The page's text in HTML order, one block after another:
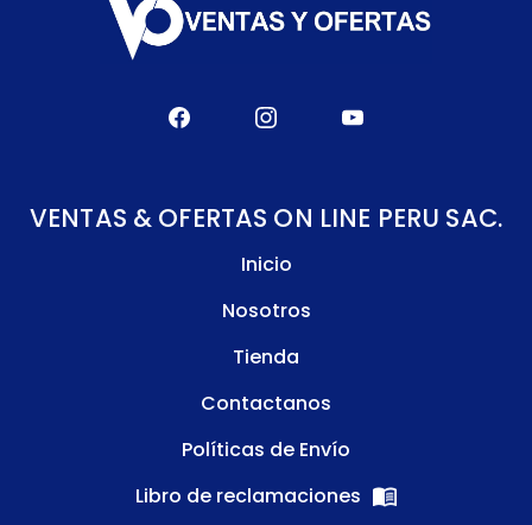
VENTAS & OFERTAS ON LINE PERU SAC.
Inicio
Nosotros
Tienda
Contactanos
Políticas de Envío
Libro de reclamaciones